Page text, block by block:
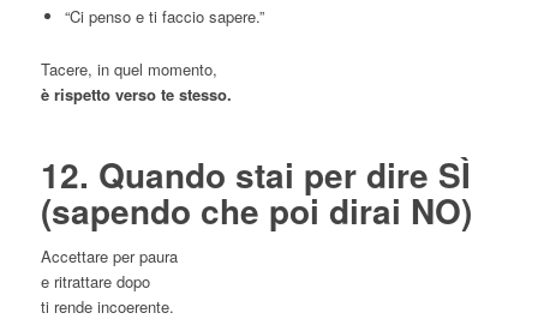
“Ci penso e ti faccio sapere.”
Tacere, in quel momento,
è rispetto verso te stesso.
12. Quando stai per dire SÌ
(sapendo che poi dirai NO)
Accettare per paura
e ritrattare dopo
ti rende incoerente.